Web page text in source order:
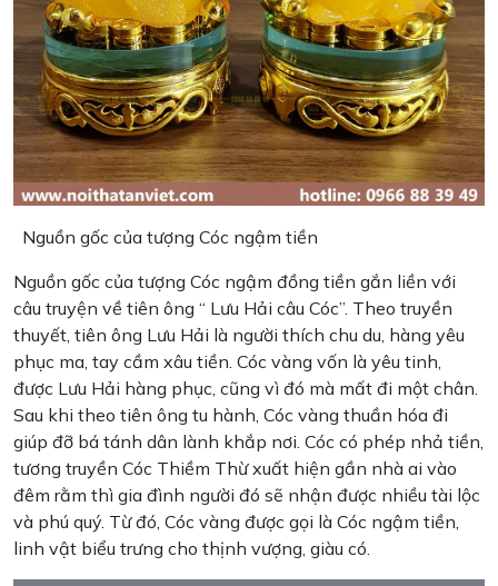
Nguồn gốc của tượng Cóc ngậm tiền
Nguồn gốc của tượng Cóc ngậm đồng tiền gắn liền với
câu truyện về tiên ông “ Lưu Hải câu Cóc”. Theo truyền
thuyết, tiên ông Lưu Hải là người thích chu du, hàng yêu
phục ma, tay cầm xâu tiền. Cóc vàng vốn là yêu tinh,
được Lưu Hải hàng phục, cũng vì đó mà mất đi một chân.
Sau khi theo tiên ông tu hành, Cóc vàng thuần hóa đi
giúp đỡ bá tánh dân lành khắp nơi. Cóc có phép nhả tiền,
tương truyền Cóc Thiềm Thừ xuất hiện gần nhà ai vào
đêm rằm thì gia đình người đó sẽ nhận được nhiều tài lộc
và phú quý. Từ đó, Cóc vàng được gọi là Cóc ngậm tiền,
linh vật biểu trưng cho thịnh vượng, giàu có.